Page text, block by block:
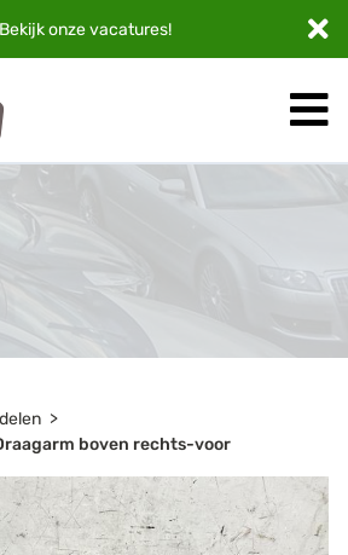
onzevacatures!
boven rechts-voor